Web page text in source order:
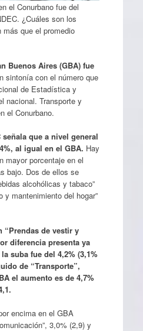
el Conurbano fue del
¿Cuáles son los
más que el promedio
Buenos Aires (GBA) fue
sintonía con el número que
de Estadística y
nacional. Transporte y
el Conurbano.
que a nivel general
al igual en el GBA. Hay
mayor porcentaje en el
bajo. Dos de ellos se
alcohólicas y tabaco”
y mantenimiento del hogar”
“Prendas de vestir y
diferencia presenta ya
suba fue del 4,2% (3,1%
de “Transporte”,
el aumento es de 4,7%
encima en el GBA
3,0% (2,9) y